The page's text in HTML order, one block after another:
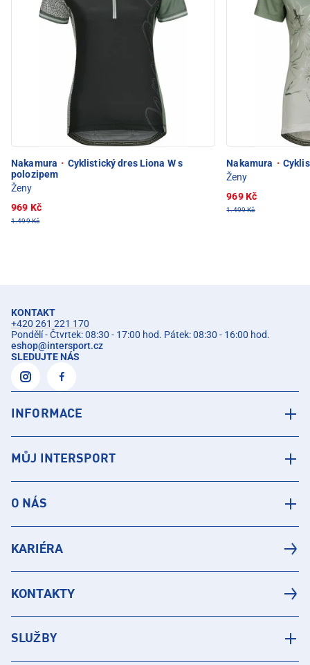
Nakamura · Cyklistický dres Liona W s
polozipem
Ženy
969 Kč
1.499 Kč
Nakamura ·
Ženy
969 Kč
1.499 Kč
KONTAKT
+420 261 221 170
Pondělí - Čtvrtek: 08:30 - 17:00 hod. Pátek: 08:30 - 16:00 hod.
eshop@intersport.cz
SLEDUJTE NÁS
INFORMACE
MŮJ INTERSPORT
O NÁS
KARIÉRA
KONTAKTY
SLUŽBY